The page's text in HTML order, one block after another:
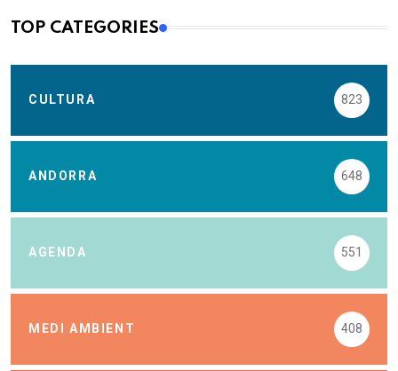
TOP CATEGORIES
CULTURA 823
ANDORRA 648
AGENDA 551
MEDI AMBIENT 408